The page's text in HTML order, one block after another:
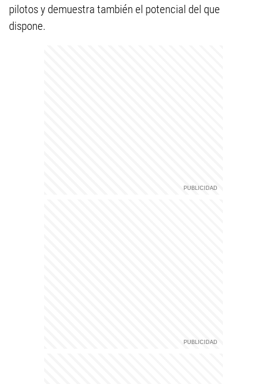
pilotos y demuestra también el potencial del que
dispone.